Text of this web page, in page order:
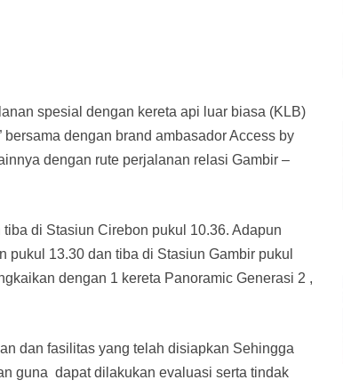
spesial dengan kereta api luar biasa (KLB)
dengan brand ambasador Access by
dengan rute perjalanan relasi Gambir –
di Stasiun Cirebon pukul 10.36. Adapun
13.30 dan tiba di Stasiun Gambir pukul
dengan 1 kereta Panoramic Generasi 2 ,
dan fasilitas yang telah disiapkan Sehingga
guna dapat dilakukan evaluasi serta tindak